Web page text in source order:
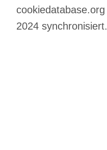
cookiedatabase.org
2024 synchronisiert.